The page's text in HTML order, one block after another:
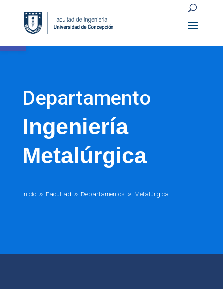
Open toolbar
Departamento
Ingeniería
Metalúrgica
Inicio 9 Facultad 9 Departamentos 9 Metalúrgica